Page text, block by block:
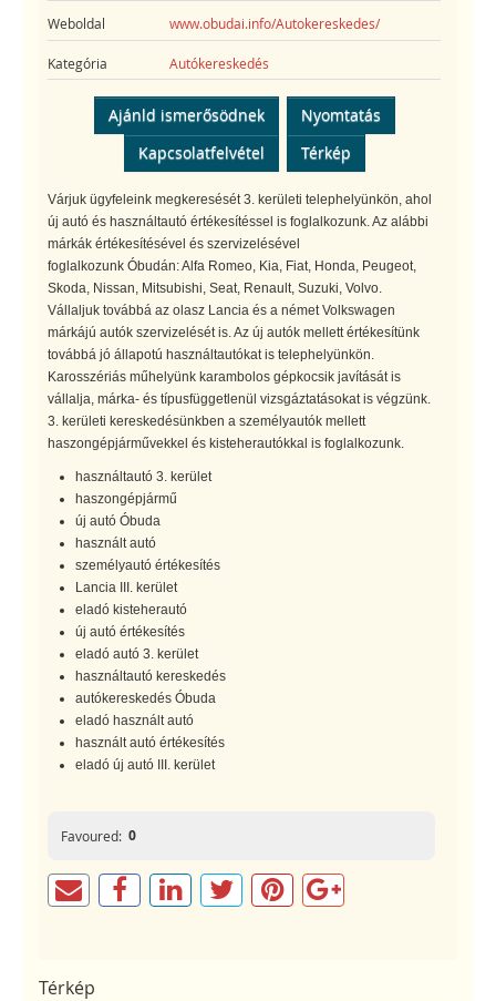
Weboldal www.obudai.info/Autokereskedes/
Kategória Autókereskedés
Ajánld ismerősödnek
Nyomtatás
Kapcsolatfelvétel
Térkép
Várjuk ügyfeleink megkeresését 3. kerületi telephelyünkön, ahol
új autó és használtautó értékesítéssel is foglalkozunk. Az alábbi
márkák értékesítésével és szervizelésével
foglalkozunk Óbudán: Alfa Romeo, Kia, Fiat, Honda, Peugeot,
Skoda, Nissan, Mitsubishi, Seat, Renault, Suzuki, Volvo.
Vállaljuk továbbá az olasz Lancia és a német Volkswagen
márkájú autók szervizelését is. Az új autók mellett értékesítünk
továbbá jó állapotú használtautókat is telephelyünkön.
Karosszériás műhelyünk karambolos gépkocsik javítását is
vállalja, márka- és típusfüggetlenül vizsgáztatásokat is végzünk.
3. kerületi kereskedésünkben a személyautók mellett
haszongépjárművekkel és kisteherautókkal is foglalkozunk.
használtautó 3. kerület
haszongépjármű
új autó Óbuda
használt autó
személyautó értékesítés
Lancia III. kerület
eladó kisteherautó
új autó értékesítés
eladó autó 3. kerület
használtautó kereskedés
autókereskedés Óbuda
eladó használt autó
használt autó értékesítés
eladó új autó III. kerület
Favoured: 0
Térkép